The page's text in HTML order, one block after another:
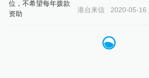
港台来信 2020-05-16